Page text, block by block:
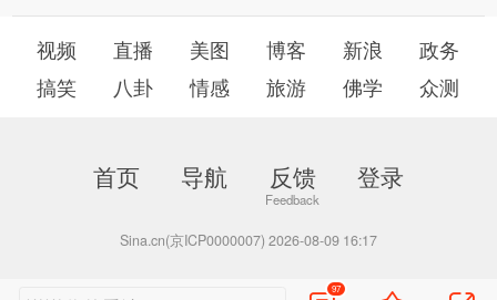
视频 直播 美图 博客 新浪
政务
搞笑
八卦 情感 旅游 佛学 众测
首页 导航 反馈 登录
Sina.cn(京ICP0000007) 2026-08-09 16:17
97